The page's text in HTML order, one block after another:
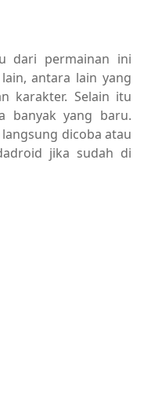
dari permainan ini
antara lain yang
karakter. Selain itu
banyak yang baru.
dicoba atau
jika sudah di